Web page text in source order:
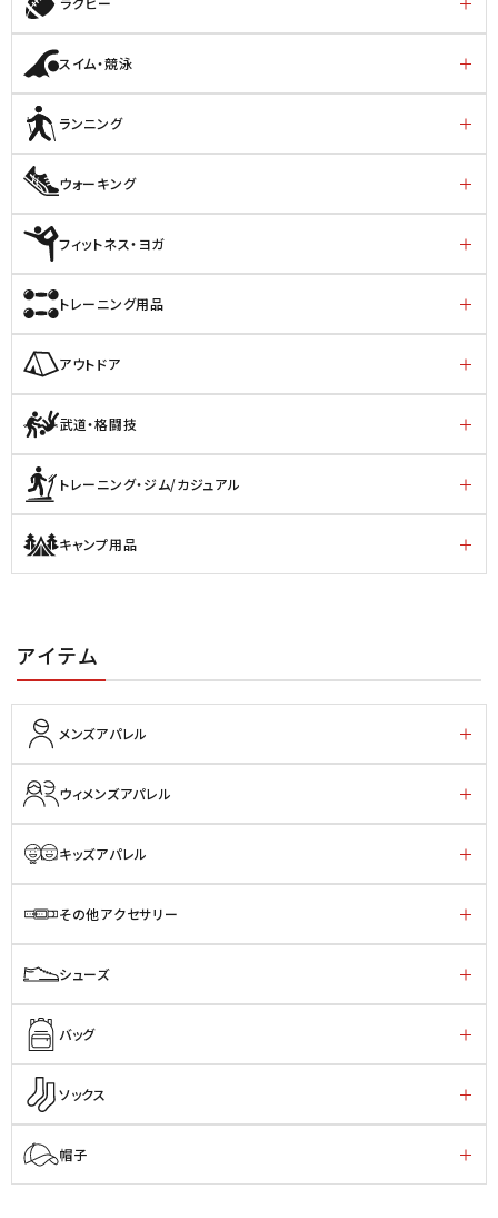
スイム・競泳
ランニング
ウォーキング
フィットネス・ヨガ
トレーニング用品
アウトドア
武道・格闘技
トレーニング・ジム/カジュアル
キャンプ用品
アイテム
メンズアパレル
ウィメンズアパレル
キッズアパレル
その他アクセサリー
シューズ
バッグ
ソックス
帽子